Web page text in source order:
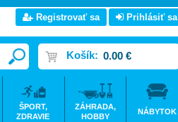
Registrovať sa Prihlásiť sa
Košík: 0.00 €
ŠPORT,
ZDRAVIE
ZÁHRADA,
HOBBY
NÁBYTOK